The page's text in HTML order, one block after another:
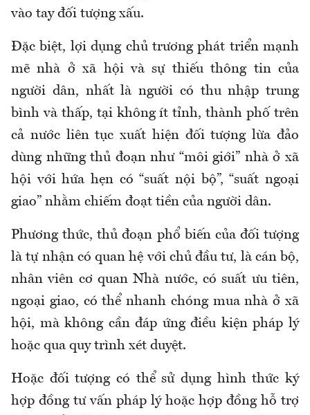
vào tay đối tượng xấu.
Đặc biệt, lợi dụng chủ trương phát triển mạnh
mẽ nhà ở xã hội và sự thiếu thông tin của
người dân, nhất là người có thu nhập trung
bình và thấp, tại không ít tỉnh, thành phố trên
cả nước liên tục xuất hiện đối tượng lừa đảo
dùng những thủ đoạn như “môi giới” nhà ở xã
hội với hứa hẹn có “suất nội bộ”, “suất ngoại
giao” nhằm chiếm đoạt tiền của người dân.
Phương thức, thủ đoạn phổ biến của đối tượng
là tự nhận có quan hệ với chủ đầu tư, là cán bộ,
nhân viên cơ quan Nhà nước, có suất ưu tiên,
ngoại giao, có thể nhanh chóng mua nhà ở xã
hội, mà không cần đáp ứng điều kiện pháp lý
hoặc qua quy trình xét duyệt.
Hoặc đối tượng có thể sử dụng hình thức ký
hợp đồng tư vấn pháp lý hoặc hợp đồng hỗ trợ